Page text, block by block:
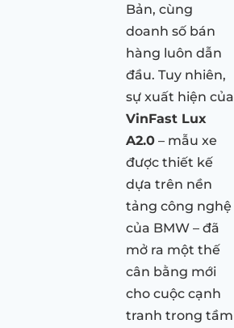
Bản, cùng
doanh số bán
hàng luôn dẫn
đầu. Tuy nhiên,
sự xuất hiện của
VinFast Lux
A2.0 – mẫu xe
được thiết kế
dựa trên nền
tảng công nghệ
của BMW – đã
mở ra một thế
cân bằng mới
cho cuộc cạnh
tranh trong tầm